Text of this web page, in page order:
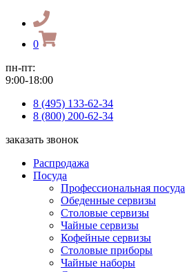
0
пн-пт:
9:00-18:00
8 (495) 133-62-34
8 (800) 200-62-34
заказать звонок
Распродажа
Посуда
Профессиональная посуда
Обеденные сервизы
Столовые сервизы
Чайные сервизы
Кофейные сервизы
Столовые приборы
Чайные наборы